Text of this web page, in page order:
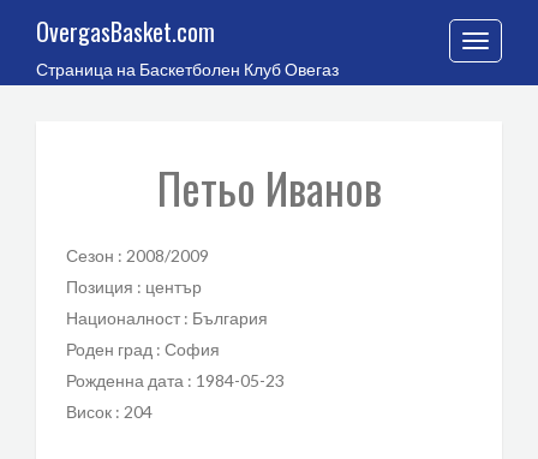
OvergasBasket.com
Страница на Баскетболен Клуб Овегаз
Toggle
Петьо Иванов
Сезон : 2008/2009
Позиция : център
Националност : България
Роден град : София
Рожденна дата : 1984-05-23
Висок : 204